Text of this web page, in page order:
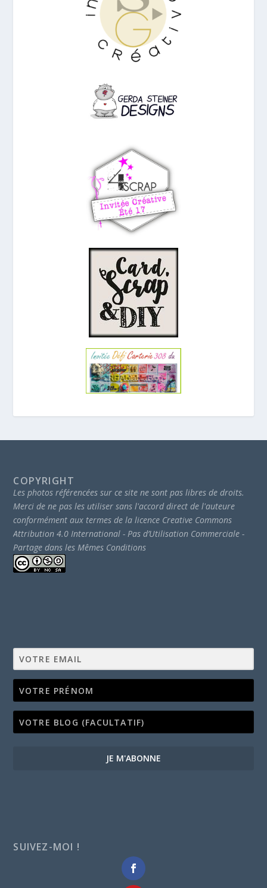
COPYRIGHT
Les photos référencées sur ce site ne sont pas libres de droits.
Merci de ne pas les utiliser sans l'accord direct de l'auteure
conformément aux termes de la licence Creative Commons
Attribution 4.0 International - Pas d’Utilisation Commerciale -
Partage dans les Mêmes Conditions
JE M'ABONNE
SUIVEZ-MOI !